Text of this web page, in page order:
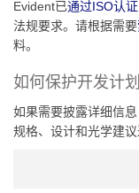
Evident已通过ISO认证
法规要求。请根据需要
料。
如何保护开发计划
如果需要披露详细信
规格、设计和光学建议